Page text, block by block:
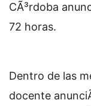
CÃ³rdoba
72 horas.
Dentro de las
docente